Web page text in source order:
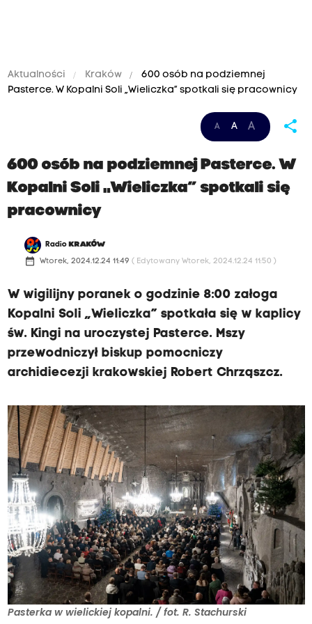
Aktualności Kraków
600 osób na podziemnej
Pasterce. W Kopalni Soli „Wieliczka” spotkali się pracownicy
A A A share
600 osób na podziemnej Pasterce. W
Kopalni Soli „Wieliczka” spotkali się
pracownicy
Radio KRAKÓW
date_range Wtorek, 2024.12.24 11:49 ( Edytowany Wtorek, 2024.12.24 11:50 )
W wigilijny poranek o godzinie 8:00 załoga
Kopalni Soli „Wieliczka” spotkała się w kaplicy
św. Kingi na uroczystej Pasterce. Mszy
przewodniczył biskup pomocniczy
archidiecezji krakowskiej Robert Chrząszcz.
Pasterka w wielickiej kopalni. / fot. R. Stachurski